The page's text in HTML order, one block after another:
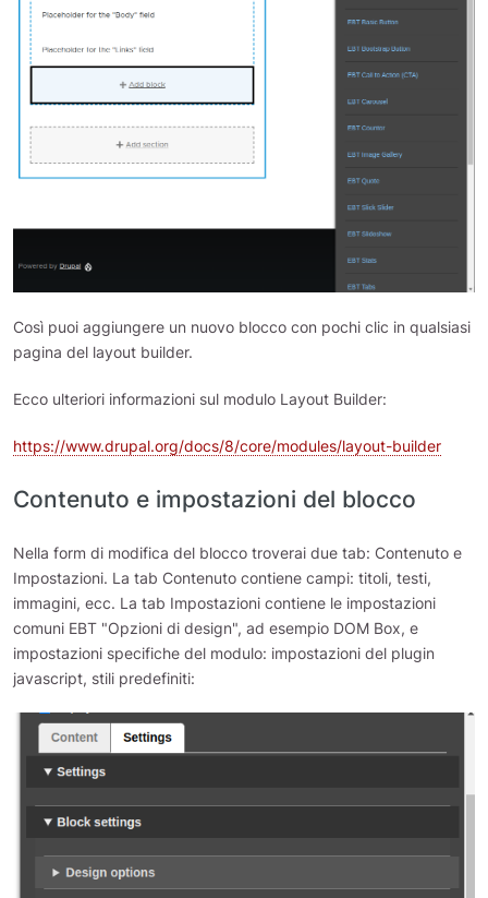
Così puoi aggiungere un nuovo blocco con pochi clic in qualsiasi
pagina del layout builder.
Ecco ulteriori informazioni sul modulo Layout Builder:
https://www.drupal.org/docs/8/core/modules/layout-builder
Contenuto e impostazioni del blocco
Nella form di modifica del blocco troverai due tab: Contenuto e
Impostazioni. La tab Contenuto contiene campi: titoli, testi,
immagini, ecc. La tab Impostazioni contiene le impostazioni
comuni EBT "Opzioni di design", ad esempio DOM Box, e
impostazioni specifiche del modulo: impostazioni del plugin
javascript, stili predefiniti: